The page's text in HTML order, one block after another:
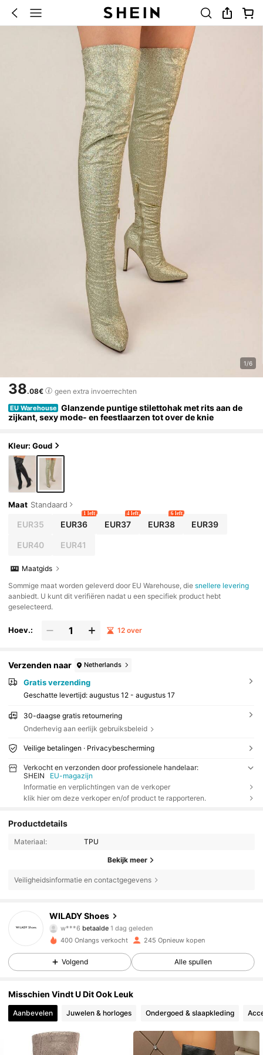
1/6
38.08€ geen extra invoerrechten
EU Warehouse Glanzende puntige stilettohak met rits aan de
zijkant, sexy mode- en feestlaarzen tot over de knie
Kleur: Goud
Maat Standaard
EUR35 EUR36
1 left
EUR37
4 left
EUR38
6 left
EUR39
EUR40 EUR41
Maatgids
​Sommige maat worden geleverd door EU Warehouse, diesnellere levering
aanbiedt. U kunt dit verifiëren nadat u een specifiek product hebt
geselecteerd.
Hoev.: 12 over
Verzenden naar Netherlands
Gratis verzending
Geschatte levertijd: augustus 12 - augustus 17
30-daagse gratis retournering
Onderhevig aan eerlijk gebruiksbeleid
Veilige betalingen · Privacybescherming
Verkocht en verzonden door professionele handelaar:
SHEIN
EU-magazijn
Informatie en verplichtingen van de verkoper
klik hier om deze verkoper en/of product te rapporteren.
Productdetails
Materiaal: TPU
Bekijk meer
Veiligheidsinformatie en contactgegevens
WILADY Shoes
4.89
503 Volgers
w***6 betaalde 1 dag geleden
1 dag geleden
4.89
503 Volgers
4.89
4.89 503 Volgers
400 Onlangs verkocht 245 Opnieuw kopen
Volgend Alle spullen
Misschien Vindt U Dit Ook Leuk
Aanbevelen Juwelen & horloges Ondergoed & slaapkleding